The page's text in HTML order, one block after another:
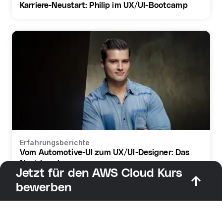
Karriere-Neustart: Philip im UX/UI-Bootcamp
Erfahrungsberichte
Vom Automotive-UI zum UX/UI-Designer: Das
Next Level
Jetzt für den AWS Cloud Kurs
bewerben